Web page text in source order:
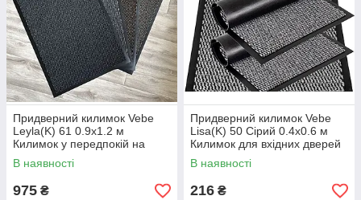
Придверний килимок Vebe
Leyla(K) 61 0.9х1.2 м
Килимок у передпокій на
гумовій основі Вхідний
килимок
В наявності
975 ₴
Придверний килимок Vebe
Lisa(K) 50 Сірий 0.4х0.6 м
Килимок для вхідних дверей
брудозахисний
Непромокальний килимок у
В наявності
216 ₴